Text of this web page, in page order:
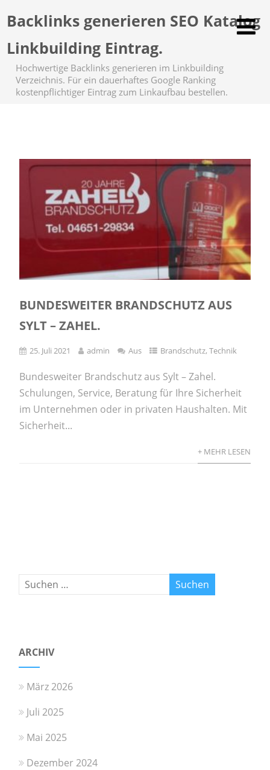
Backlinks generieren SEO Katalog
Linkbuilding Eintrag.
Hochwertige Backlinks generieren im Linkbuilding
Verzeichnis. Für ein dauerhaftes Google Ranking
kostenpflichtiger Eintrag zum Linkaufbau bestellen.
BUNDESWEITER BRANDSCHUTZ AUS
SYLT – ZAHEL.
25. Juli 2021 admin Aus Brandschutz,Technik
Bundesweiter Brandschutz aus Sylt – Zahel.
Schulungen, Service, Beratung für Ihre Sicherheit
im Unternehmen oder in privaten Haushalten. Mit
Sicherheit...
+ MEHR LESEN
ARCHIV
März 2026
Juli 2025
Mai 2025
Dezember 2024